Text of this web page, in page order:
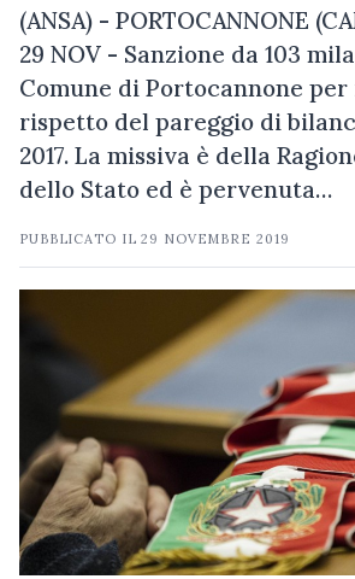
(ANSA) - PORTOCANNONE
29 NOV - Sanzione da 103
Comune di Portocannone
rispetto del pareggio di
2017. La missiva è della
dello Stato ed è pervenuta…
PUBBLICATO IL29 NOVEMBRE 2019